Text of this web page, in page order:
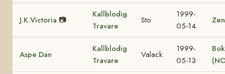
J.K.Victoria 📷
Kallblodig
Travare
Sto
1999-
05-14
Aspe Dan
Kallblodig
Travare
Valack
1999-
05-13